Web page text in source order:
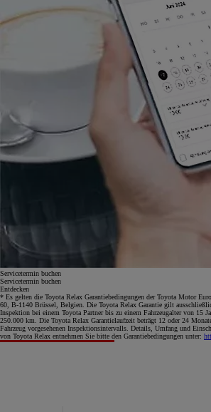
Servicetermin buchen
Servicetermin buchen
Entdecken
* Es gelten die Toyota Relax Garantiebedingungen der Toyota Motor
60, B-1140 Brüssel, Belgien. Die Toyota Relax Garantie gilt
Inspektion bei einem Toyota Partner bis zu einem Fahrzeugalter von 15
250.000 km. Die Toyota Relax Garantielaufzeit beträgt 12 oder 24
Fahrzeug vorgesehenen Inspektionsintervalls. Details, Umfang und
von Toyota Relax entnehmen Sie bitte den Garantiebedingungen unter: